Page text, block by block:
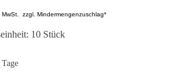
zzgl. Mindermengenzuschlag*
10 Stück